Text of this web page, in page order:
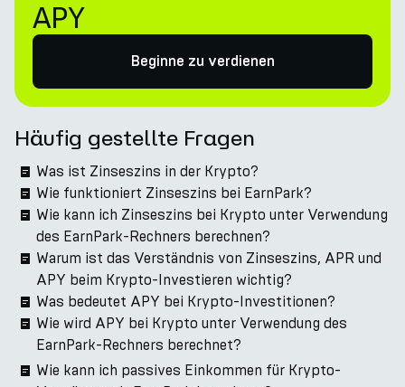
APY
Beginne zu verdienen
Häufig gestellte Fragen
Was ist Zinseszins in der Krypto?
Wie funktioniert Zinseszins bei EarnPark?
Wie kann ich Zinseszins bei Krypto unter Verwendung
des EarnPark-Rechners berechnen?
Warum ist das Verständnis von Zinseszins, APR und
APY beim Krypto-Investieren wichtig?
Was bedeutet APY bei Krypto-Investitionen?
Wie wird APY bei Krypto unter Verwendung des
EarnPark-Rechners berechnet?
Wie kann ich passives Einkommen für Krypto-